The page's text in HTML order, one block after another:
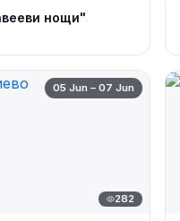
нощи"
05 Jun – 07 Jun
282